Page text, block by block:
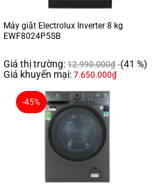
Máy giặt Electrolux Inverter 8 kg
EWF8024P5SB
Giá thị trường: 12.990.000₫ (41 %)
Giá khuyến mại: 7.650.000₫
-45%